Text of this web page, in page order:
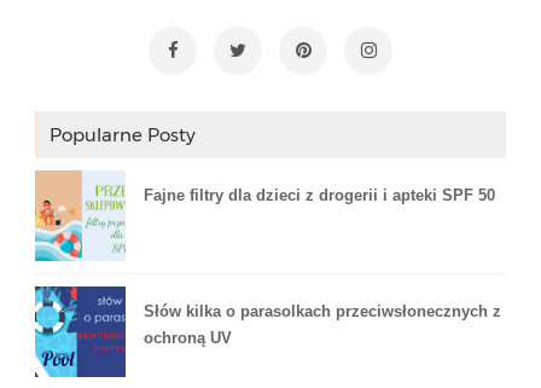
Popularne Posty
Fajne filtry dla dzieci z drogerii i apteki SPF 50
Słów kilka o parasolkach przeciwsłonecznych z
ochroną UV